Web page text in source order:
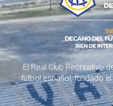
El Real Club Recreativo
fútbol español, fundado